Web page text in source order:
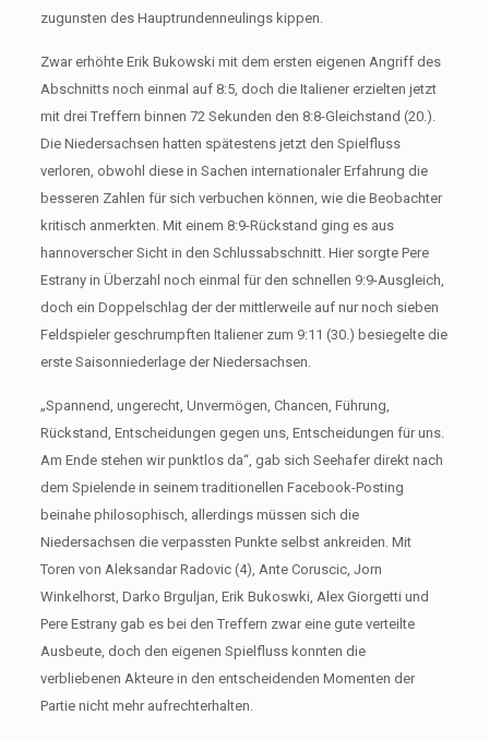
zugunsten des Hauptrundenneulings kippen.
Zwar erhöhte Erik Bukowski mit dem ersten eigenen Angriff des
Abschnitts noch einmal auf 8:5, doch die Italiener erzielten jetzt
mit drei Treffern binnen 72 Sekunden den 8:8-Gleichstand (20.).
Die Niedersachsen hatten spätestens jetzt den Spielfluss
verloren, obwohl diese in Sachen internationaler Erfahrung die
besseren Zahlen für sich verbuchen können, wie die Beobachter
kritisch anmerkten. Mit einem 8:9-Rückstand ging es aus
hannoverscher Sicht in den Schlussabschnitt. Hier sorgte Pere
Estrany in Überzahl noch einmal für den schnellen 9:9-Ausgleich,
doch ein Doppelschlag der der mittlerweile auf nur noch sieben
Feldspieler geschrumpften Italiener zum 9:11 (30.) besiegelte die
erste Saisonniederlage der Niedersachsen.
„Spannend, ungerecht, Unvermögen, Chancen, Führung,
Rückstand, Entscheidungen gegen uns, Entscheidungen für uns.
Am Ende stehen wir punktlos da“, gab sich Seehafer direkt nach
dem Spielende in seinem traditionellen Facebook-Posting
beinahe philosophisch, allerdings müssen sich die
Niedersachsen die verpassten Punkte selbst ankreiden. Mit
Toren von Aleksandar Radovic (4), Ante Coruscic, Jorn
Winkelhorst, Darko Brguljan, Erik Bukoswki, Alex Giorgetti und
Pere Estrany gab es bei den Treffern zwar eine gute verteilte
Ausbeute, doch den eigenen Spielfluss konnten die
verbliebenen Akteure in den entscheidenden Momenten der
Partie nicht mehr aufrechterhalten.